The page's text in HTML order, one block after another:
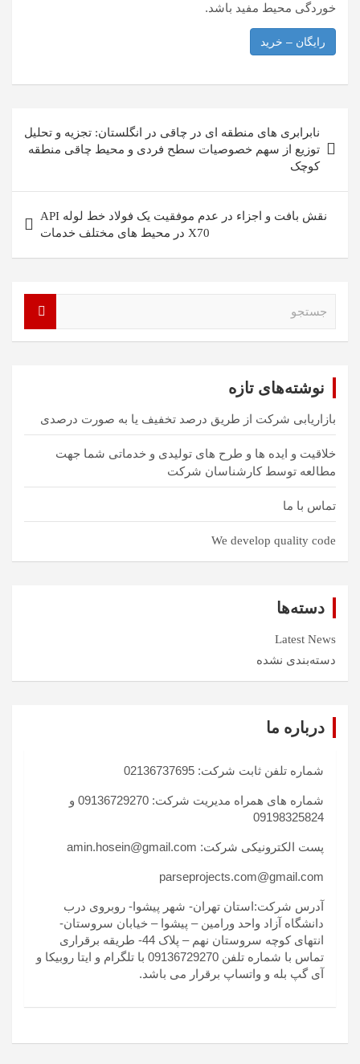
خوردگی محیط مفید باشد.
رایگان – خرید
نوشته
نابرابری های منطقه ای در چاقی در انگلستان: تجزیه و تحلیل
توزیع از سهم خصوصیات سطح فردی و محیط چاقی منطقه
کوچک
نقش بافت و اجزاء در عدم موفقیت یک فولاد خط لوله API
X70 در محیط های مختلف خدمات
نوشته‌های تازه
بازاریابی شرکت از طریق درصد تخفیف یا به صورت درصدی
خلاقیت و ایده ها و طرح های تولیدی و خدماتی شما جهت
مطالعه توسط کارشناسان شرکت
تماس با ما
We develop quality code
دسته‌ها
Latest News
دسته‌بندی نشده
درباره ما
شماره تلفن ثابت شرکت: 02136737695
شماره های همراه مدیریت شرکت: 09136729270 و
09198325824
پست الکترونیکی شرکت: amin.hosein@gmail.com
parseprojects.com@gmail.com
آدرس شرکت:استان تهران- شهر پیشوا- روبروی درب
دانشگاه آزاد واحد ورامین – پیشوا – خیابان سروستان-
انتهای کوچه سروستان نهم – پلاک 44- طریقه برقراری
تماس با شماره تلفن 09136729270 با تلگرام و ایتا روبیکا و
آی گپ بله و واتساپ برقرار می باشد.